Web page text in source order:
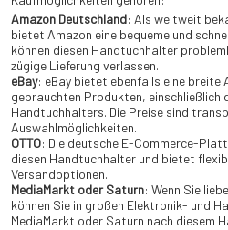
Amazon Deutschland: Als weltweit
bietet Amazon eine bequeme und
können diesen Handtuchhalter
zügige Lieferung verlassen.
eBay: eBay bietet ebenfalls eine breite
gebrauchten Produkten, einschließlich
Handtuchhalters. Die Preise sind
Auswahlmöglichkeiten.
OTTO: Die deutsche E-Commerce-
diesen Handtuchhalter und bietet
Versandoptionen.
MediaMarkt oder Saturn: Wenn Sie
können Sie in großen Elektronik- und
MediaMarkt oder Saturn nach diesem